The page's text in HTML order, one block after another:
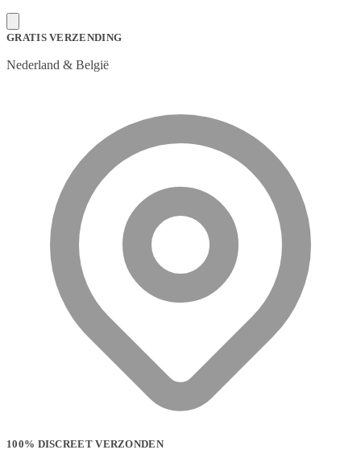
GRATIS VERZENDING
Nederland & België
100% DISCREET VERZONDEN